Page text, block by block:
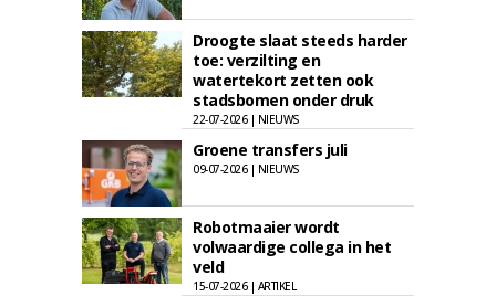
Droogte slaat steeds harder
toe: verzilting en
watertekort zetten ook
stadsbomen onder druk
22-07-2026 | NIEUWS
Groene transfers juli
09-07-2026 | NIEUWS
Robotmaaier wordt
volwaardige collega in het
veld
15-07-2026 | ARTIKEL